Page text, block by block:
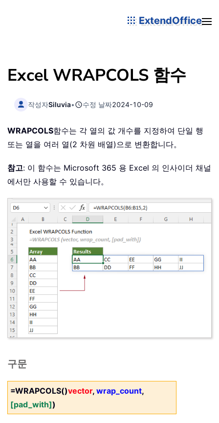
ExtendOffice
Excel WRAPCOLS 함수
작성자Siluvia• 수정 날짜2024-10-09
WRAPCOLS함수는 각 열의 값 개수를 지정하여 단일 행
또는 열을 여러 열(2 차원 배열)으로 변환합니다。
참고: 이 함수는 Microsoft 365 용 Excel 의 인사이더 채널
에서만 사용할 수 있습니다。
구문
=WRAPCOLS()vector, wrap_count,
[pad_with])